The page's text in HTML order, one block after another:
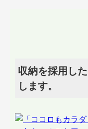
収納を採用し
します。